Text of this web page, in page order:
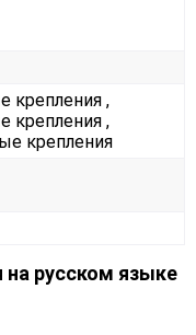
крепления ,
крепления ,
крепления
на русском языке